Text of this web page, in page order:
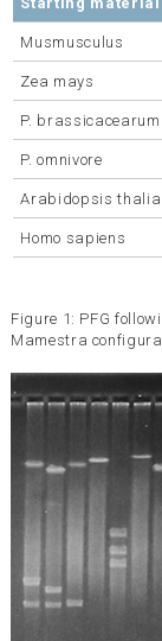
Musmusculus
Zea mays
P. brassicacearum
P. omnivore
Arabidopsis
Homo sapiens
Figure 1: PFG
Mamestra